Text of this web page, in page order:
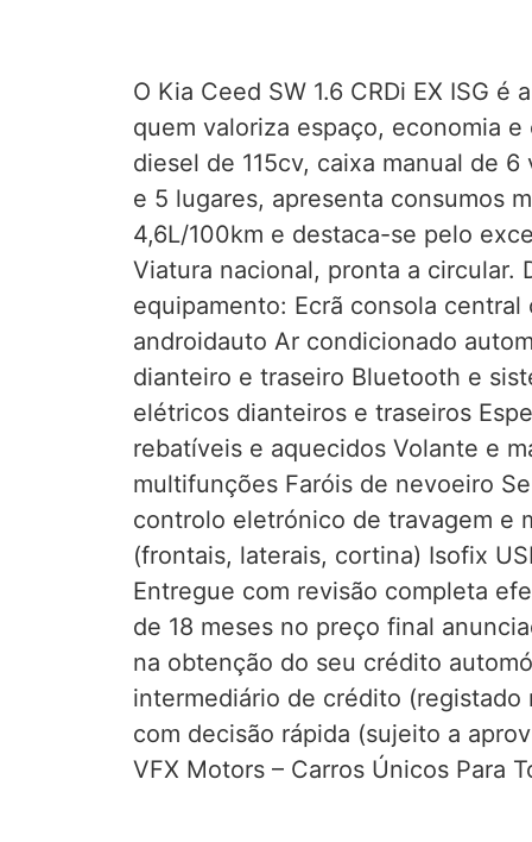
O Kia Ceed SW 1.6 CRDi EX ISG é
quem valoriza espaço, economia
diesel de 115cv, caixa manual de
e 5 lugares, apresenta consumos
4,6L/100km e destaca-se pelo
Viatura nacional, pronta a circular.
equipamento: Ecrã consola
androidauto Ar condicionado
dianteiro e traseiro Bluetooth e
elétricos dianteiros e traseiros
rebatíveis e aquecidos Volante e
multifunções Faróis de nevoeiro
controlo eletrónico de travagem e
(frontais, laterais, cortina) Isofix
Entregue com revisão completa
de 18 meses no preço final
na obtenção do seu crédito
intermediário de crédito (registado
com decisão rápida (sujeito a
VFX Motors – Carros Únicos Para